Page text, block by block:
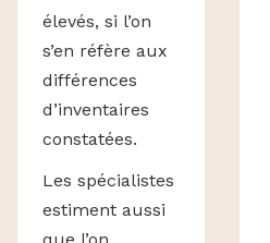
élevés, si l’on
s’en réfère aux
différences
d’inventaires
constatées.
Les spécialistes
estiment aussi